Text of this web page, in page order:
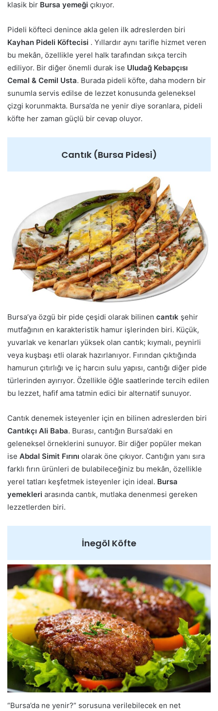
klasik bir Bursa yemeği çıkıyor.
Pideli köfteci denince akla gelen ilk adreslerden biri
Kayhan Pideli Köftecisi . Yıllardır aynı tarifle hizmet veren
bu mekân, özellikle yerel halk tarafından sıkça tercih
ediliyor. Bir diğer önemli durak ise Uludağ Kebapçısı
Cemal & Cemil Usta. Burada pideli köfte, daha modern bir
sunumla servis edilse de lezzet konusunda geleneksel
çizgi korunmakta. Bursa’da ne yenir diye soranlara, pideli
köfte her zaman güçlü bir cevap oluyor.
Cantık (Bursa Pidesi)
Bursa’ya özgü bir pide çeşidi olarak bilinen cantık şehir
mutfağının en karakteristik hamur işlerinden biri. Küçük,
yuvarlak ve kenarları yüksek olan cantık; kıymalı, peynirli
veya kuşbaşı etli olarak hazırlanıyor. Fırından çıktığında
hamurun çıtırlığı ve iç harcın sulu yapısı, cantığı diğer pide
türlerinden ayırıyor. Özellikle öğle saatlerinde tercih edilen
bu lezzet, hafif ama tatmin edici bir alternatif sunuyor.
Cantık denemek isteyenler için en bilinen adreslerden biri
Cantıkçı Ali Baba. Burası, cantığın Bursa’daki en
geleneksel örneklerini sunuyor. Bir diğer popüler mekan
ise Abdal Simit Fırını olarak öne çıkıyor. Cantığın yanı sıra
farklı fırın ürünleri de bulabileceğiniz bu mekân, özellikle
yerel tatları keşfetmek isteyenler için ideal. Bursa
yemekleri arasında cantık, mutlaka denenmesi gereken
lezzetlerden biri.
İnegöl Köfte
“Bursa’da ne yenir?” sorusuna verilebilecek en net